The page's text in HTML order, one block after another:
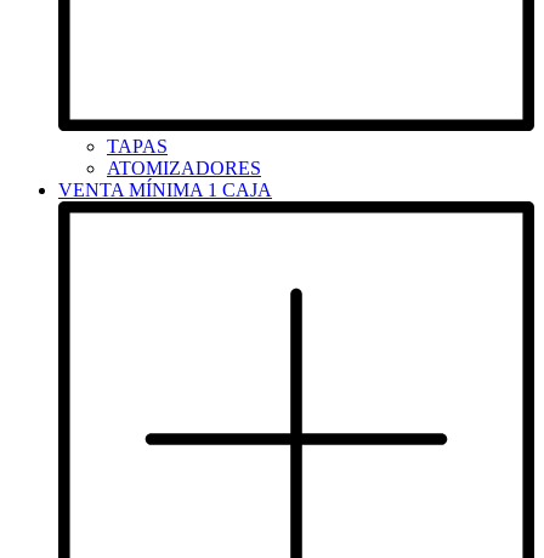
TAPAS
ATOMIZADORES
VENTA MÍNIMA 1 CAJA